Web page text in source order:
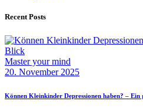
Recent Posts
Master your mind
20. November 2025
Können Kleinkinder Depressionen haben? –